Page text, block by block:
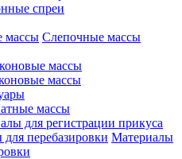
спреи
Слепочные массы
массы
массы
массы
для регистрации прикуса
Материалы